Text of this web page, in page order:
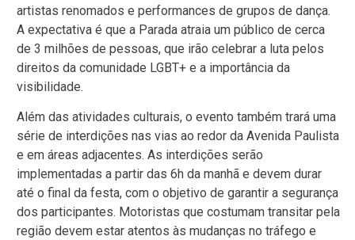
artistas renomados e performances de grupos de dança.
A expectativa é que a Parada atraia um público de cerca
de 3 milhões de pessoas, que irão celebrar a luta pelos
direitos da comunidade LGBT+ e a importância da
visibilidade.
Além das atividades culturais, o evento também trará uma
série de interdições nas vias ao redor da Avenida Paulista
e em áreas adjacentes. As interdições serão
implementadas a partir das 6h da manhã e devem durar
até o final da festa, com o objetivo de garantir a segurança
dos participantes. Motoristas que costumam transitar pela
região devem estar atentos às mudanças no tráfego e